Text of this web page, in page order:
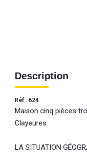
Description
Réf : 624
Maison cinq pièces
Clayeures.
LA SITUATION